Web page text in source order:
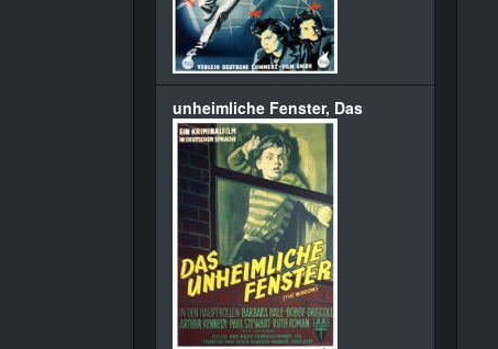
unheimliche Fenster, Das